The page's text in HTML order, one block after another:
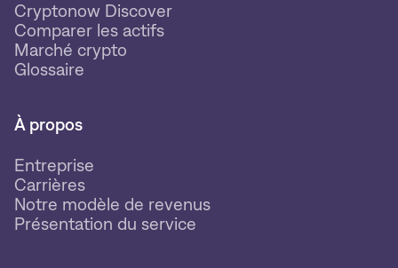
Cryptonow Discover
Comparer les actifs
Marché crypto
Glossaire
À propos
Entreprise
Carrières
Notre modèle de revenus
Présentation du service